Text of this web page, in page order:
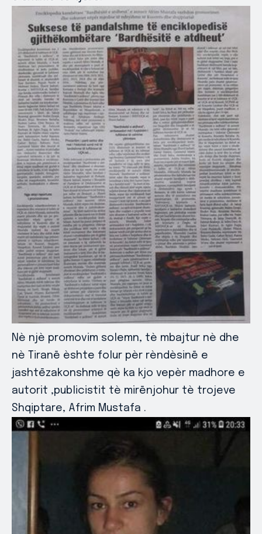
Nè njè promovim solemn, tè mbajtur nè dhe
nè Tiranē èshte folur pèr rèndèsinē e
jashtēzakonshme qè ka kjo vepèr madhore e
autorit ,publicistit tè mirēnjohur tè trojeve
Shqiptare, Afrim Mustafa .